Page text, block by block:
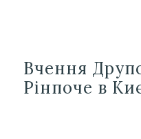
Вчення
Рінпоче в